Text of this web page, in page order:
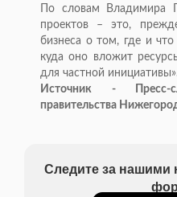
По словам Владимира
проектов – это,
бизнеса о том, где и что
куда оно вложит
для частной
Источник - Пресс-
правительства
Следите за нашими